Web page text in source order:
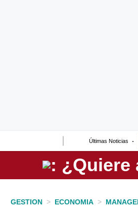
Últimas Noticias
GESTION > ECONOMIA >